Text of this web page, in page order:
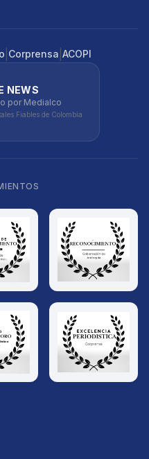
Corprensa ACOPI
NEWS
por Medialco
Fiables de Colombia